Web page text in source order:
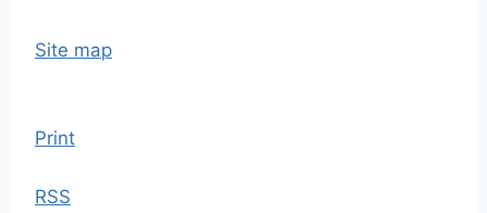
Site map
Print
RSS